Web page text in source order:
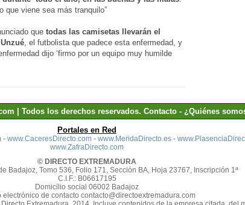
que viene sea más tranquilo”
que todas las camisetas llevarán el
, el futbolista que padece esta enfermedad, y
dijo ‘firmo por un equipo muy humilde
| Todos los derechos reservados. Contacto - ¿Quiénes
Portales en Red
- www.CaceresDirecto.com- www.MeridaDirecto.es-
www.ZafraDirecto.com
© DIRECTO EXTREMADURA
Badajoz, Tomo 536, Folio 171, Sección BA, Hoja 23767, Inscripción 1ª
C.I.F.: B06617195
Domicilio social 06002 Badajoz
electrónico de contacto contacto@directoextremadura.com